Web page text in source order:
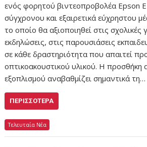
ενός φορητού βιντεοπροβολέα Epson
σύγχρονου και εξαιρετικά εύχρηστου
το οποίο θα αξιοποιηθεί στις σχολικές
εκδηλώσεις, στις παρουσιάσεις
σε κάθε δραστηριότητα που απαιτεί
οπτικοακουστικού υλικού. Η προσθήκη
εξοπλισμού αναβαθμίζει σημαντικά τη…
ΠΕΡΙΣΣΌΤΕΡΑ
Τελευταία Νέα